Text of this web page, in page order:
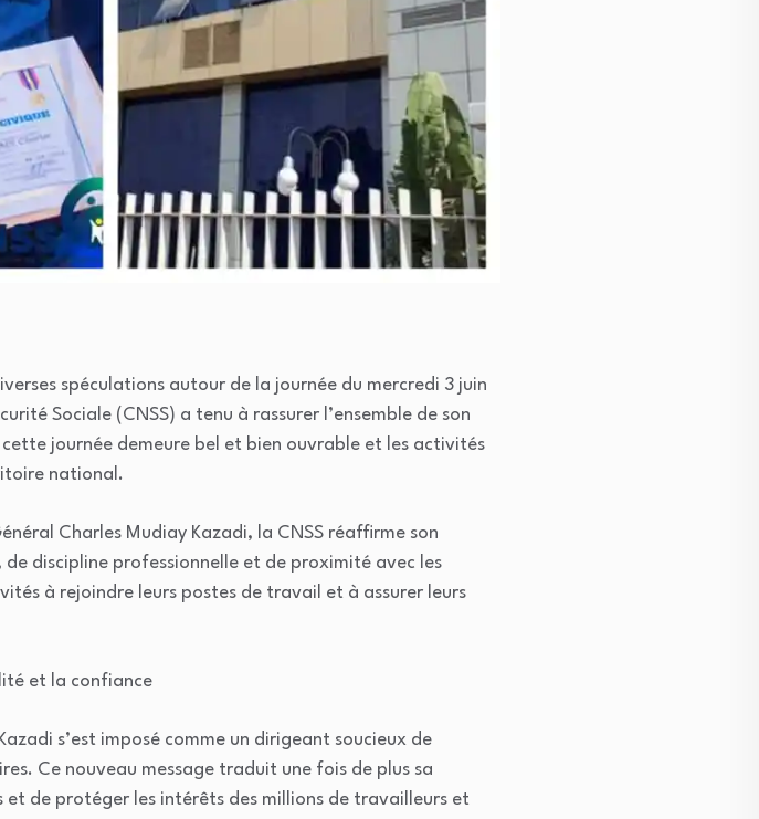
spéculations autour de la journée du mercredi 3 juin
Sociale (CNSS) a tenu à rassurer l’ensemble de son
cette journée demeure bel et bien ouvrable et les activités
national.
Charles Mudiay Kazadi, la CNSS réaffirme son
discipline professionnelle et de proximité avec les
à rejoindre leurs postes de travail et à assurer leurs
et la confiance
s’est imposé comme un dirigeant soucieux de
Ce nouveau message traduit une fois de plus sa
de protéger les intérêts des millions de travailleurs et